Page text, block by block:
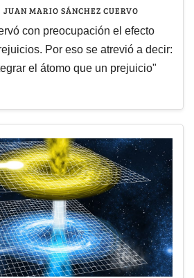
JUAN MARIO SÁNCHEZ CUERVO
con preocupación el efecto
Por eso se atrevió a decir:
el átomo que un prejuicio"